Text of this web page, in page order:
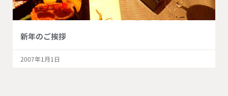
新年のご挨拶
2007年1月1日